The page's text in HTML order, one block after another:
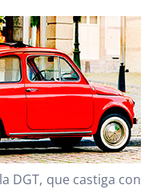
DGT, que castiga con